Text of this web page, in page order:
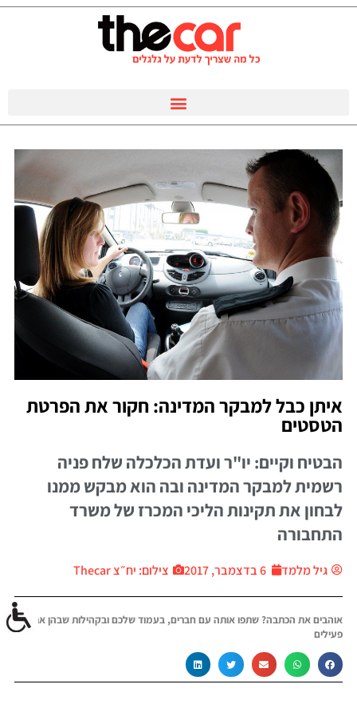
איתן כבל למבקר המדינה: חקור את הפרטת
הטסטים
הבטיח וקיים: יו"ר ועדת הכלכלה שלח פניה
רשמית למבקר המדינה ובה הוא מבקש ממנו
לבחון את תקינות הליכי המכרז של משרד
התחבורה
גיל מלמד 6 בדצמבר, 2017 צילום: יח״צ Thecar
אוהבים את הכתבה? שתפו אותה עם חברים, בעמוד שלכם ובקהילות שבהן אתם
פעילים